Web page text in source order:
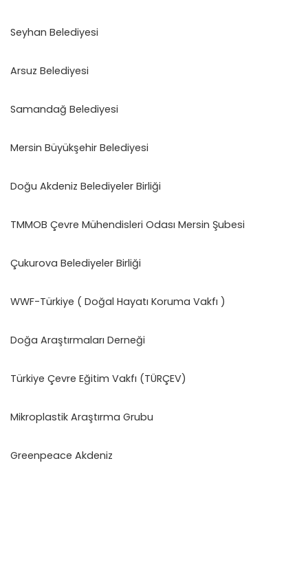
Seyhan Belediyesi
Arsuz Belediyesi
Samandağ Belediyesi
Mersin Büyükşehir Belediyesi
Doğu Akdeniz Belediyeler Birliği
TMMOB Çevre Mühendisleri Odası Mersin Şubesi
Çukurova Belediyeler Birliği
WWF-Türkiye ( Doğal Hayatı Koruma Vakfı )
Doğa Araştırmaları Derneği
Türkiye Çevre Eğitim Vakfı (TÜRÇEV)
Mikroplastik Araştırma Grubu
Greenpeace Akdeniz